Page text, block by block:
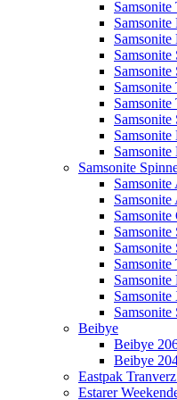
Samsonite
Beibye
Beibye
Beibye
Eastpak
Estarer